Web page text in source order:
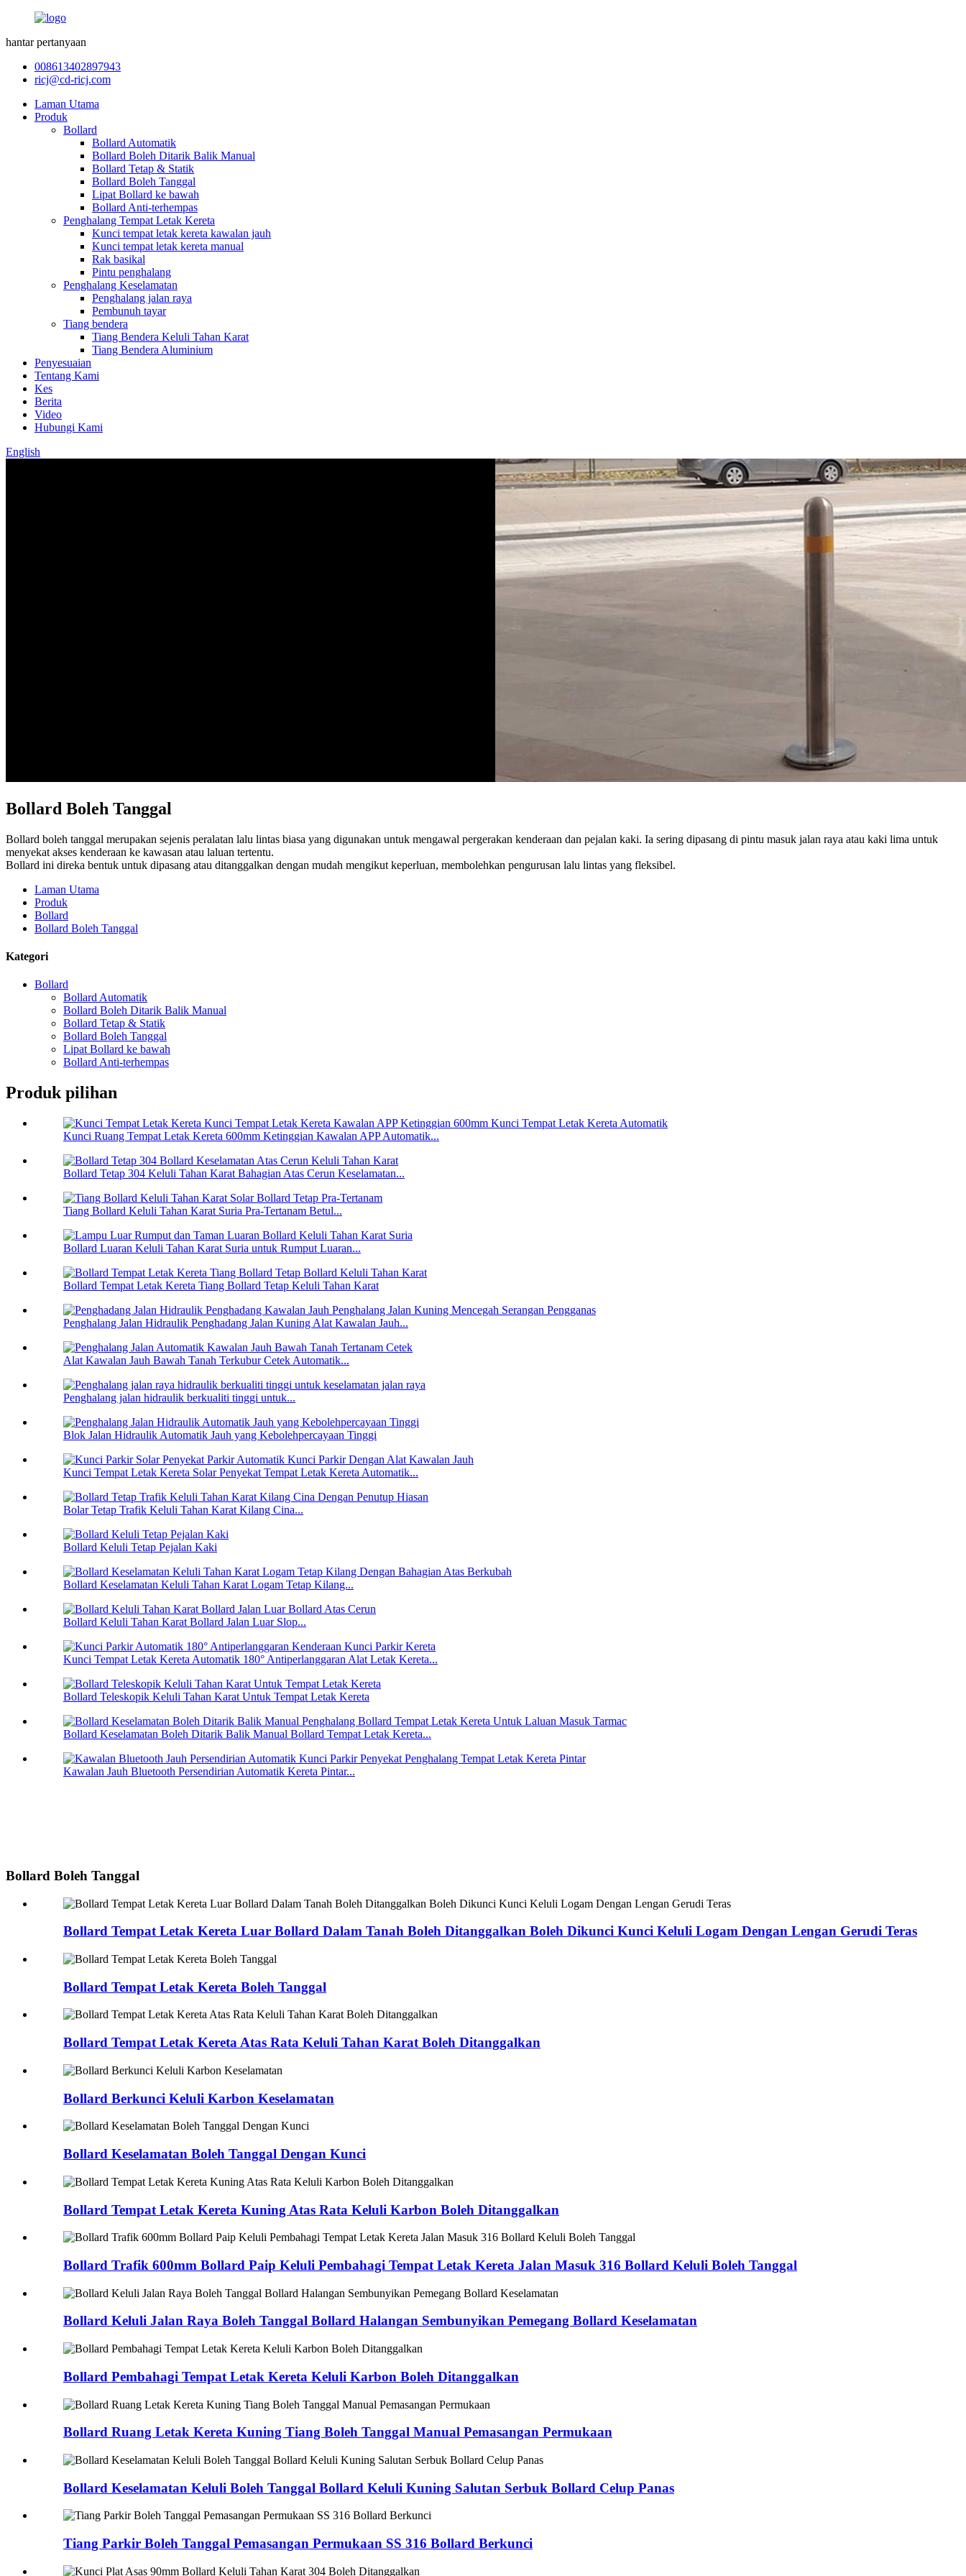
hantar pertanyaan
008613402897943
ricj@cd-ricj.com
Laman Utama
Produk
Bollard
Bollard Automatik
Bollard Boleh Ditarik Balik Manual
Bollard Tetap & Statik
Bollard Boleh Tanggal
Lipat Bollard ke bawah
Bollard Anti-terhempas
Penghalang Tempat Letak Kereta
Kunci tempat letak kereta kawalan jauh
Kunci tempat letak kereta manual
Rak basikal
Pintu penghalang
Penghalang Keselamatan
Penghalang jalan raya
Pembunuh tayar
Tiang bendera
Tiang Bendera Keluli Tahan Karat
Tiang Bendera Aluminium
Penyesuaian
Tentang Kami
Kes
Berita
Video
Hubungi Kami
English
Bollard Boleh Tanggal
Bollard boleh tanggal merupakan sejenis peralatan lalu lintas biasa yang digunakan untuk mengawal pergerakan kenderaan dan pejalan kaki. Ia sering dipasang di pintu masuk jalan raya atau kaki lima untuk
menyekat akses kenderaan ke kawasan atau laluan tertentu.
Bollard ini direka bentuk untuk dipasang atau ditanggalkan dengan mudah mengikut keperluan, membolehkan pengurusan lalu lintas yang fleksibel.
Laman Utama
Produk
Bollard
Bollard Boleh Tanggal
Kategori
Bollard
Bollard Automatik
Bollard Boleh Ditarik Balik Manual
Bollard Tetap & Statik
Bollard Boleh Tanggal
Lipat Bollard ke bawah
Bollard Anti-terhempas
Produk pilihan
Kunci Ruang Tempat Letak Kereta 600mm Ketinggian Kawalan APP Automatik...
Bollard Tetap 304 Keluli Tahan Karat Bahagian Atas Cerun Keselamatan...
Tiang Bollard Keluli Tahan Karat Suria Pra-Tertanam Betul...
Bollard Luaran Keluli Tahan Karat Suria untuk Rumput Luaran...
Bollard Tempat Letak Kereta Tiang Bollard Tetap Keluli Tahan Karat
Penghalang Jalan Hidraulik Penghadang Jalan Kuning Alat Kawalan Jauh...
Alat Kawalan Jauh Bawah Tanah Terkubur Cetek Automatik...
Penghalang jalan hidraulik berkualiti tinggi untuk...
Blok Jalan Hidraulik Automatik Jauh yang Kebolehpercayaan Tinggi
Kunci Tempat Letak Kereta Solar Penyekat Tempat Letak Kereta Automatik...
Bolar Tetap Trafik Keluli Tahan Karat Kilang Cina...
Bollard Keluli Tetap Pejalan Kaki
Bollard Keselamatan Keluli Tahan Karat Logam Tetap Kilang...
Bollard Keluli Tahan Karat Bollard Jalan Luar Slop...
Kunci Tempat Letak Kereta Automatik 180° Antiperlanggaran Alat Letak Kereta...
Bollard Teleskopik Keluli Tahan Karat Untuk Tempat Letak Kereta
Bollard Keselamatan Boleh Ditarik Balik Manual Bollard Tempat Letak Kereta...
Kawalan Jauh Bluetooth Persendirian Automatik Kereta Pintar...
Bollard Boleh Tanggal
Bollard Tempat Letak Kereta Luar Bollard Dalam Tanah Boleh Ditanggalkan Boleh Dikunci Kunci Keluli Logam Dengan Lengan Gerudi Teras
Bollard Tempat Letak Kereta Boleh Tanggal
Bollard Tempat Letak Kereta Atas Rata Keluli Tahan Karat Boleh Ditanggalkan
Bollard Berkunci Keluli Karbon Keselamatan
Bollard Keselamatan Boleh Tanggal Dengan Kunci
Bollard Tempat Letak Kereta Kuning Atas Rata Keluli Karbon Boleh Ditanggalkan
Bollard Trafik 600mm Bollard Paip Keluli Pembahagi Tempat Letak Kereta Jalan Masuk 316 Bollard Keluli Boleh Tanggal
Bollard Keluli Jalan Raya Boleh Tanggal Bollard Halangan Sembunyikan Pemegang Bollard Keselamatan
Bollard Pembahagi Tempat Letak Kereta Keluli Karbon Boleh Ditanggalkan
Bollard Ruang Letak Kereta Kuning Tiang Boleh Tanggal Manual Pemasangan Permukaan
Bollard Keselamatan Keluli Boleh Tanggal Bollard Keluli Kuning Salutan Serbuk Bollard Celup Panas
Tiang Parkir Boleh Tanggal Pemasangan Permukaan SS 316 Bollard Berkunci